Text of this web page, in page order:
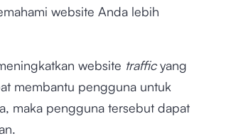
website Anda lebih
website trafficyang
membantu pengguna untuk
maka pengguna tersebut dapat